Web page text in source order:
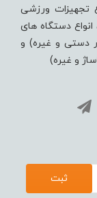
تجهیزات ورزشی
دستگاه های
دستی و غیره) و
و غیره)
ثبت